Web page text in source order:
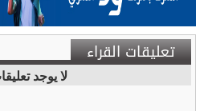
تعليقات القراء
لا يوجد